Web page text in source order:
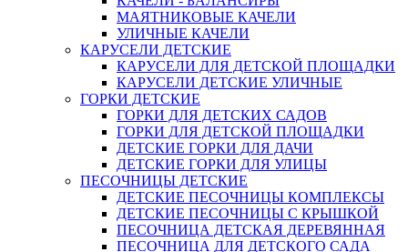
МАЯТНИКОВЫЕ КАЧЕЛИ
УЛИЧНЫЕ КАЧЕЛИ
КАРУСЕЛИ ДЕТСКИЕ
КАРУСЕЛИ ДЛЯ ДЕТСКОЙ ПЛОЩАДКИ
КАРУСЕЛИ ДЕТСКИЕ УЛИЧНЫЕ
ГОРКИ ДЕТСКИЕ
ГОРКИ ДЛЯ ДЕТСКИХ САДОВ
ГОРКИ ДЛЯ ДЕТСКОЙ ПЛОЩАДКИ
ДЕТСКИЕ ГОРКИ ДЛЯ ДАЧИ
ДЕТСКИЕ ГОРКИ ДЛЯ УЛИЦЫ
ПЕСОЧНИЦЫ ДЕТСКИЕ
ДЕТСКИЕ ПЕСОЧНИЦЫ КОМПЛЕКСЫ
ДЕТСКИЕ ПЕСОЧНИЦЫ С КРЫШКОЙ
ПЕСОЧНИЦА ДЕТСКАЯ ДЕРЕВЯННАЯ
ПЕСОЧНИЦА ДЛЯ ДЕТСКОГО САДА